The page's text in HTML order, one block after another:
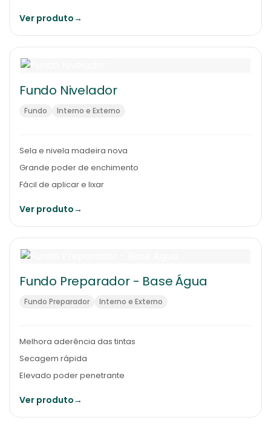
Ver produto→
Fundo Nivelador
Fundo Interno e Externo
Sela e nivela madeira nova
Grande poder de enchimento
Fácil de aplicar e lixar
Ver produto→
Fundo Preparador - Base Água
Fundo Preparador Interno e Externo
Melhora aderência das tintas
Secagem rápida
Elevado poder penetrante
Ver produto→